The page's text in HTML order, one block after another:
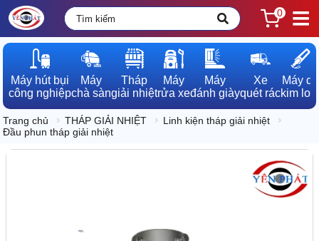
0
Máy hút bụi
công nghiệp
Máy
chà sàn
Tháp
giải nhiệt
Máy
rửa xe
Máy
đánh giày
Xe
quét rác
Máy dò
kim loại
Trang chủ THÁP GIẢI NHIỆT
Linh kiện tháp giải nhiệt
Đầu phun tháp giải nhiệt